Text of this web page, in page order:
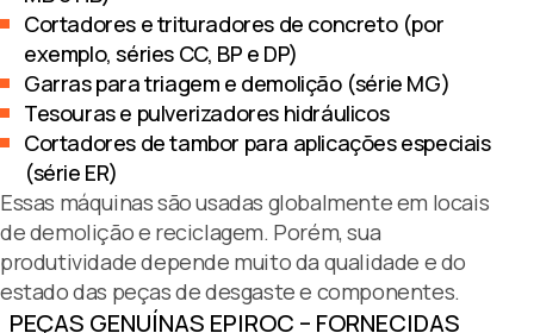
Cortadores e trituradores de concreto (por
exemplo, séries CC, BP e DP)
Garras para triagem e demolição (série MG)
Tesouras e pulverizadores hidráulicos
Cortadores de tambor para aplicações especiais
(série ER)
Essas máquinas são usadas globalmente em locais
de demolição e reciclagem. Porém, sua
produtividade depende muito da qualidade e do
estado das peças de desgaste e componentes.
PEÇAS GENUÍNAS EPIROC – FORNECIDAS